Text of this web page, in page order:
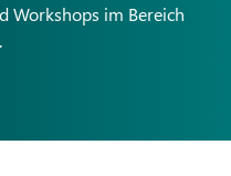
Workshops im Bereich